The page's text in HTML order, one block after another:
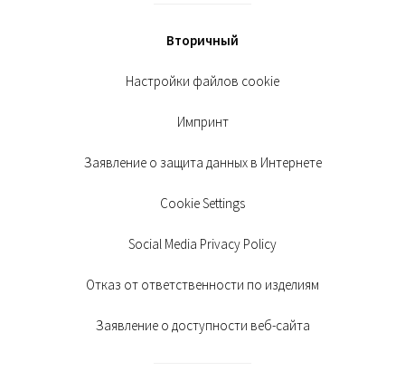
Вторичный
Настройки файлов cookie
Импринт
Заявление о защита данных в Интернете
Cookie Settings
Social Media Privacy Policy
Отказ от ответственности по изделиям
Заявление о доступности веб-сайта